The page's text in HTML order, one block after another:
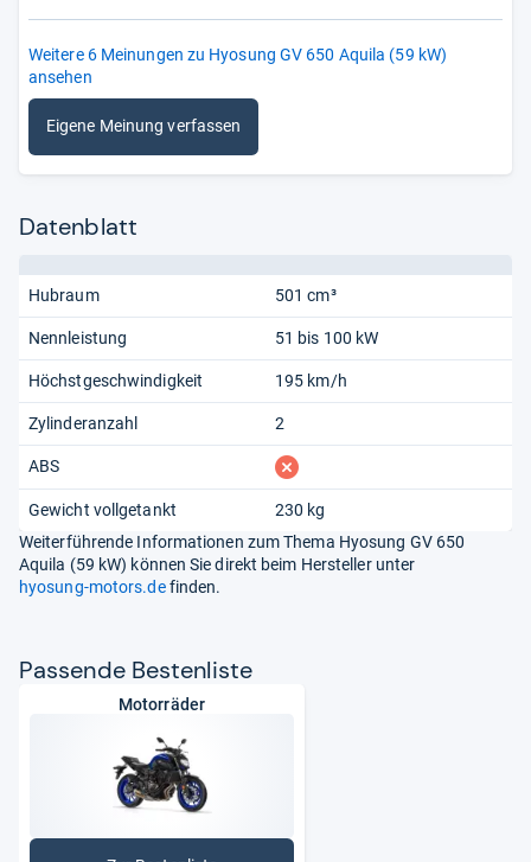
Weitere 6 Meinungen zu Hyosung GV 650 Aquila (59 kW)
ansehen
Eigene Meinung verfassen
Datenblatt
Hubraum 501 cm³
Nennleistung 51 bis 100 kW
Höchstgeschwindigkeit 195 km/h
Zylinderanzahl 2
ABS fehlt
Gewicht vollgetankt
230 kg
Weiterführende Informationen zum Thema Hyosung GV 650
Aquila (59 kW) können Sie direkt beim Hersteller unter
hyosung-motors.definden.
Pas­sende Bes­ten­liste
Motorräder